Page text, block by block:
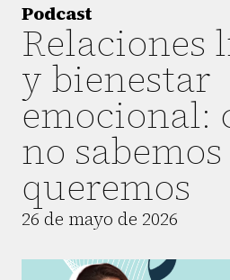
Podcast
Relaciones
y bienestar
emocional:
no
queremos
26 de mayo de 2026